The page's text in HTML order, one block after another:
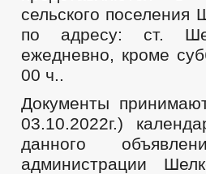
сельского поселения
по адресу: ст.
ежедневно, кроме
00 ч..
Документы
03.10.2022г.)
данного
администрации